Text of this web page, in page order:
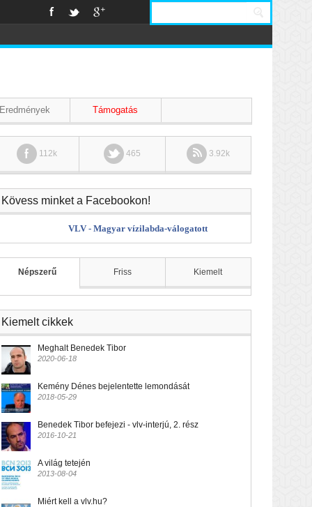
Eredmények Támogatás
112k 465 3.92k
Kövess minket a Facebookon!
VLV - Magyar vízilabda-válogatott
Népszerű Friss Kiemelt
Kiemelt cikkek
Meghalt Benedek Tibor
2020-06-18
Kemény Dénes bejelentette lemondását
2018-05-29
Benedek Tibor befejezi - vlv-interjú, 2. rész
2016-10-21
A világ tetején
2013-08-04
Miért kell a vlv.hu?